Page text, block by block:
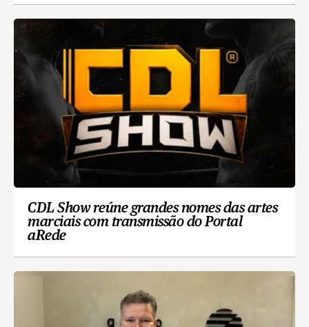
CDL Show reúne grandes nomes das artes
marciais com transmissão do Portal
aRede